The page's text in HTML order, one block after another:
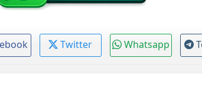
Twitter Whatsapp